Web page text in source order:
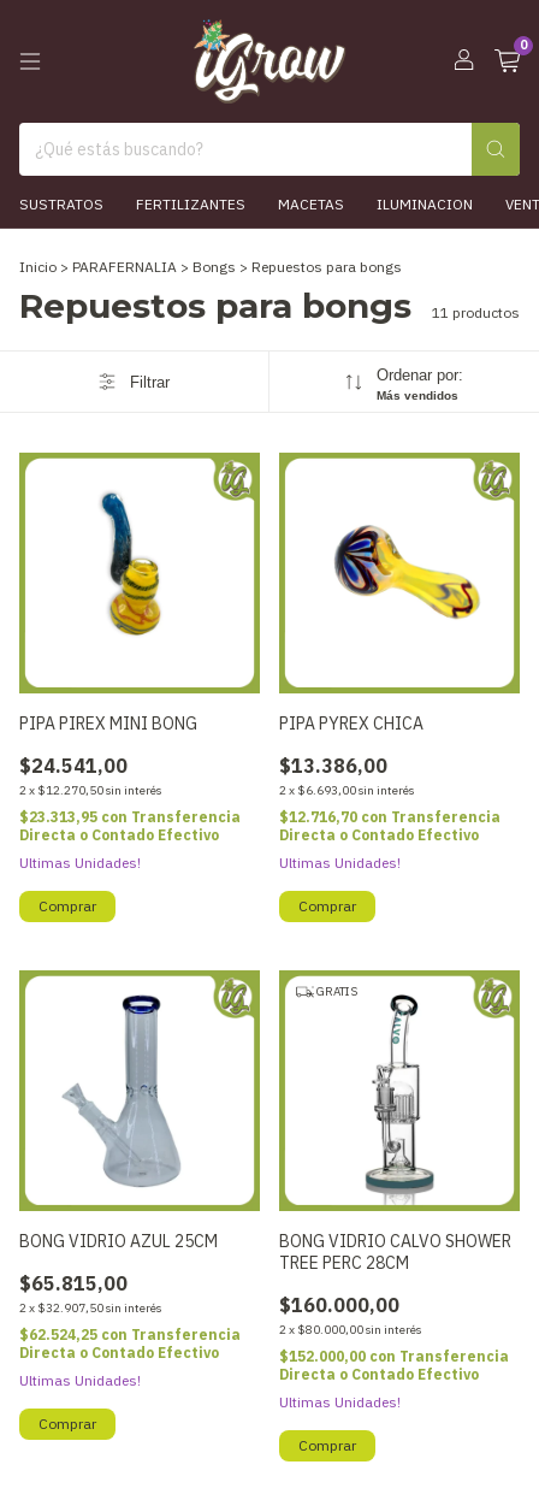
0
SUSTRATOS FERTILIZANTES MACETAS ILUMINACION
Inicio > PARAFERNALIA > Bongs > Repuestos para bongs
Repuestos para bongs 11 productos
Filtrar Ordenar por:
Más vendidos
PIPA PIREX MINI BONG
$24.541,00
2x $12.270,50sin interés
$23.313,95 con Transferencia
Directa o Contado Efectivo
Ultimas Unidades!
PIPA PYREX CHICA
$13.386,00
2x $6.693,00sin interés
$12.716,70 con Transferencia
Directa o Contado Efectivo
Ultimas Unidades!
BONG VIDRIO AZUL 25CM
$65.815,00
2x $32.907,50sin interés
$62.524,25 con Transferencia
Directa o Contado Efectivo
Ultimas Unidades!
GRATIS
BONG VIDRIO CALVO SHOWER
TREE PERC 28CM
$160.000,00
2x $80.000,00sin interés
$152.000,00 con Transferencia
Directa o Contado Efectivo
Ultimas Unidades!